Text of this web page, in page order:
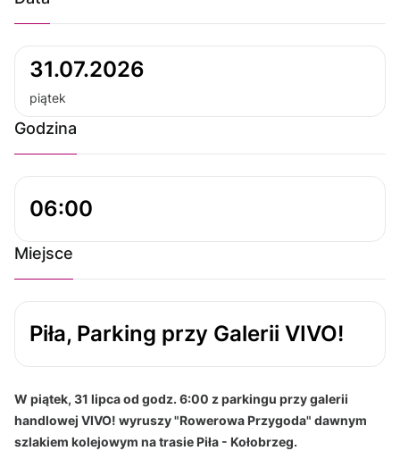
31.07.2026
piątek
Godzina
06:00
Miejsce
Piła, Parking przy Galerii VIVO!
W piątek, 31 lipca od godz. 6:00 z parkingu przy galerii
handlowej VIVO! wyruszy "Rowerowa Przygoda" dawnym
szlakiem kolejowym na trasie Piła - Kołobrzeg.